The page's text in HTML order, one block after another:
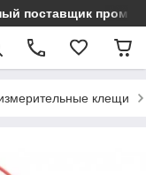
поставщик
клещи